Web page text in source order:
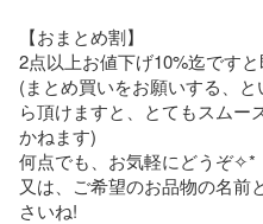
【おまとめ割】
2点以上お値下げ10%迄です
(まとめ買いをお願いする、
ら頂けますと、とてもスムー
かねます)
何点でも、お気軽にどうぞ✧*
又は、ご希望のお品物の名前
さいね!